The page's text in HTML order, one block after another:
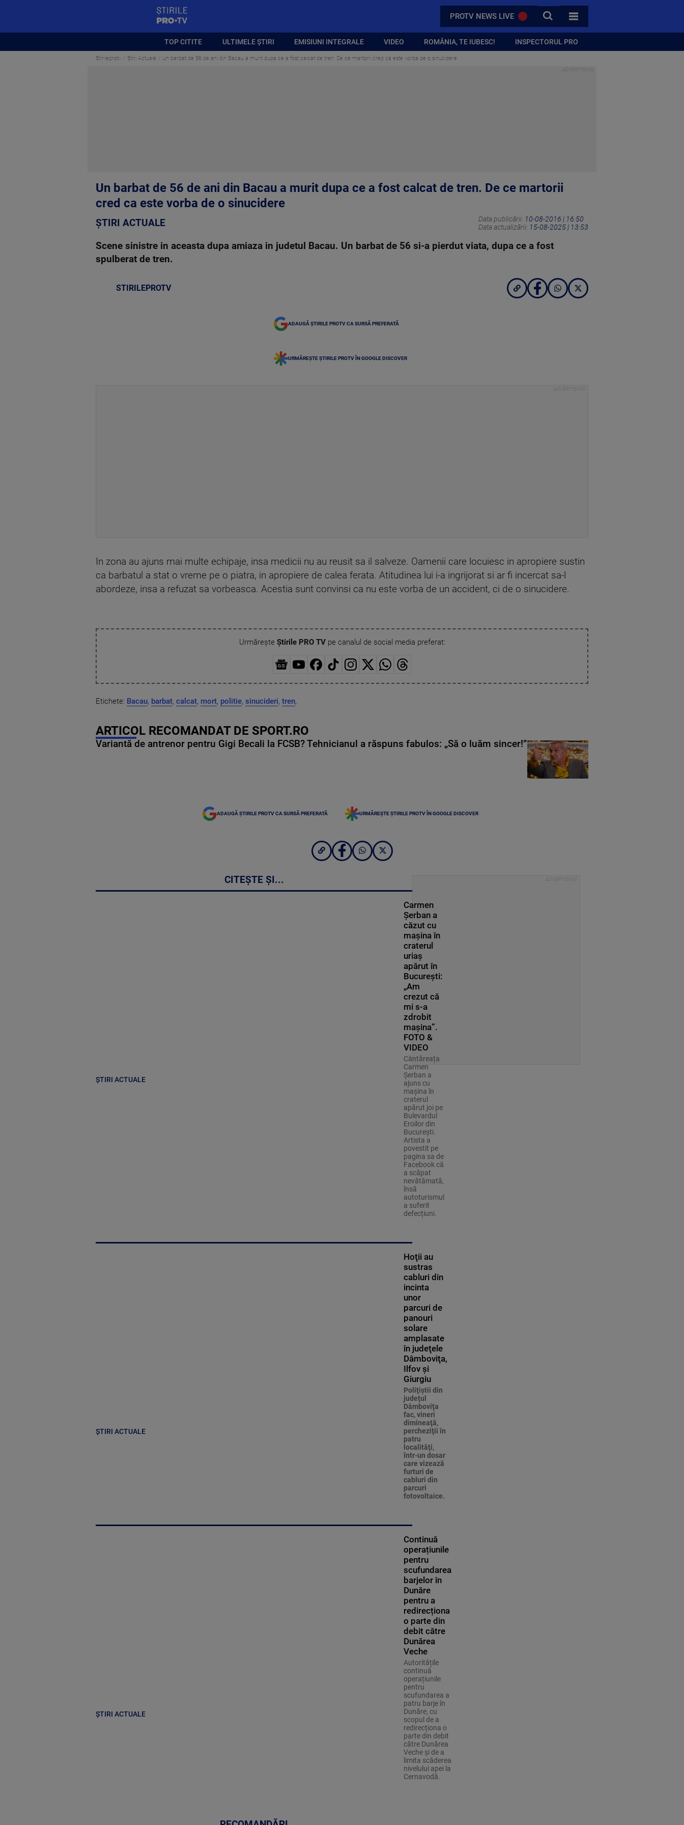
PROTV NEWS LIVE CAUTA
TOATE CATEGORIILE
TOP CITITE ULTIMELE ȘTIRI EMISIUNI INTEGRALE VIDEO ROMÂNIA, TE IUBESC! INSPECTORUL PRO
Stirileprotv Știri Actuale Un barbat de 56 de ani din Bacau a murit dupa ce a fost calcat de tren. De ce martorii cred ca este vorba de o sinucidere
Un barbat de 56 de ani din Bacau a murit dupa ce a fost calcat de tren. De ce martorii
cred ca este vorba de o sinucidere
ȘTIRI ACTUALE Data publicării: 10-08-2016 | 16:50
Data actualizării: 15-08-2025 | 13:53
Scene sinistre in aceasta dupa amiaza in judetul Bacau. Un barbat de 56 si-a pierdut viata, dupa ce a fost
spulberat de tren.
STIRILEPROTV
ADAUGĂ ȘTIRILE PROTV CA SURSĂ PREFERATĂ
URMĂREȘTE ȘTIRILE PROTV ÎN GOOGLE DISCOVER
In zona au ajuns mai multe echipaje, insa medicii nu au reusit sa il salveze. Oamenii care locuiesc in apropiere sustin
ca barbatul a stat o vreme pe o piatra, in apropiere de calea ferata. Atitudinea lui i-a ingrijorat si ar fi incercat sa-l
abordeze, insa a refuzat sa vorbeasca. Acestia sunt convinsi ca nu este vorba de un accident, ci de o sinucidere.
Urmărește Știrile PRO TVpe canalul de social media preferat:
Etichete: Bacau, barbat, calcat, mort, politie, sinucideri, tren,
ARTICOL RECOMANDAT DE SPORT.RO
Variantă de antrenor pentru Gigi Becali la FCSB? Tehnicianul a răspuns fabulos: „Să o luăm sincer!”
ADAUGĂ ȘTIRILE PROTV CA SURSĂ PREFERATĂ URMĂREȘTE ȘTIRILE PROTV ÎN GOOGLE DISCOVER
CITEȘTE ȘI...
ȘTIRI ACTUALE
Carmen
Șerban a
căzut cu
mașina în
craterul
uriaș
apărut în
București:
„Am
crezut că
mi s-a
zdrobit
mașina”.
FOTO &
VIDEO
Cântăreața
Carmen
Șerban a
ajuns cu
mașina în
craterul
apărut joi pe
Bulevardul
Eroilor din
București.
Artista a
povestit pe
pagina sa de
Facebook că
a scăpat
nevătămată,
însă
autoturismul
a suferit
defecțiuni.
ȘTIRI ACTUALE
Hoţii au
sustras
cabluri din
incinta
unor
parcuri de
panouri
solare
amplasate
în judeţele
Dâmboviţa,
Ilfov şi
Giurgiu
Poliţiştii din
judeţul
Dâmboviţa
fac, vineri
dimineaţă,
percheziţii în
patru
localităţi,
într-un dosar
care vizează
furturi de
cabluri din
parcuri
fotovoltaice.
ȘTIRI ACTUALE
Continuă
operațiunile
pentru
scufundarea
barjelor în
Dunăre
pentru a
redirecționa
o parte din
debit către
Dunărea
Veche
Autoritățile
continuă
operațiunile
pentru
scufundarea a
patru barje în
Dunăre, cu
scopul de a
redirecționa o
parte din debit
către Dunărea
Veche și de a
limita scăderea
nivelului apei la
Cernavodă.